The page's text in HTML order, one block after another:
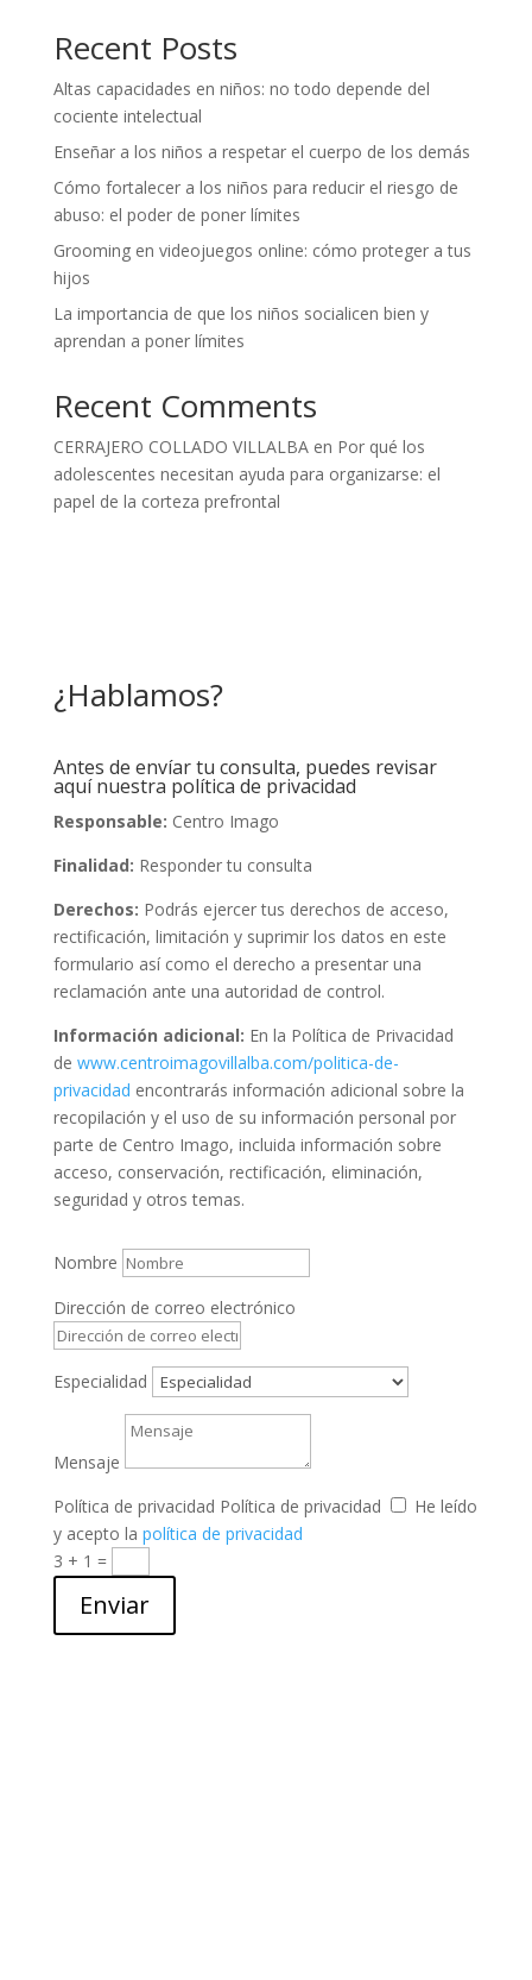
Recent Posts
Altas capacidades en niños: no todo depende del
cociente intelectual
Enseñar a los niños a respetar el cuerpo de los demás
Cómo fortalecer a los niños para reducir el riesgo de
abuso: el poder de poner límites
Grooming en videojuegos online: cómo proteger a tus
hijos
La importancia de que los niños socialicen bien y
aprendan a poner límites
Recent Comments
CERRAJERO COLLADO VILLALBAen Por qué los
adolescentes necesitan ayuda para organizarse: el
papel de la corteza prefrontal
¿Hablamos?
Antes de envíar tu consulta, puedes revisar
aquí nuestra política de privacidad
Responsable: Centro Imago
Finalidad: Responder tu consulta
Derechos: Podrás ejercer tus derechos de acceso,
rectificación, limitación y suprimir los datos en este
formulario así como el derecho a presentar una
reclamación ante una autoridad de control.
Información adicional: En la Política de Privacidad
de www.centroimagovillalba.com/politica-de-
privacidad encontrarás información adicional sobre la
recopilación y el uso de su información personal por
parte de Centro Imago, incluida información sobre
acceso, conservación, rectificación, eliminación,
seguridad y otros temas.
Nombre
Dirección de correo electrónico
Especialidad
Mensaje
Política de privacidad Política de privacidad
He leído
y acepto la política de privacidad
3 + 1 =
Enviar